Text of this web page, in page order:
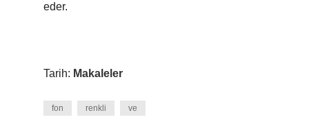
eder.
Tarih: Makaleler
fon renkli ve